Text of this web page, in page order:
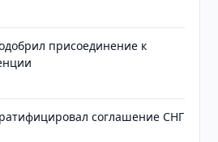
присоединение к
соглашение СНГ